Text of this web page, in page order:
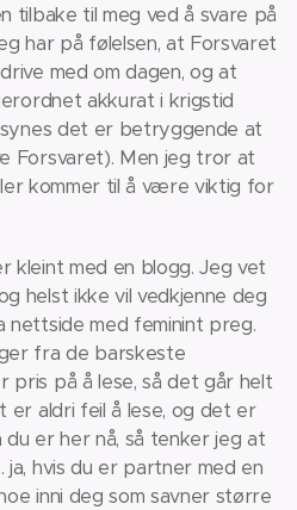
tilbake til meg ved å svare på
har på følelsen, at Forsvaret
med om dagen, og at
akkurat i krigstid
synes det er betryggende at
Forsvaret). Men jeg tror at
kommer til å være viktig for
kleint med en blogg. Jeg vet
helst ikke vil vedkjenne deg
nettside med feminint preg.
fra de barskeste
pris på å lese, så det går helt
er aldri feil å lese, og det er
du er her nå, så tenker jeg at
hvis du er partner med en
inni deg som savner større